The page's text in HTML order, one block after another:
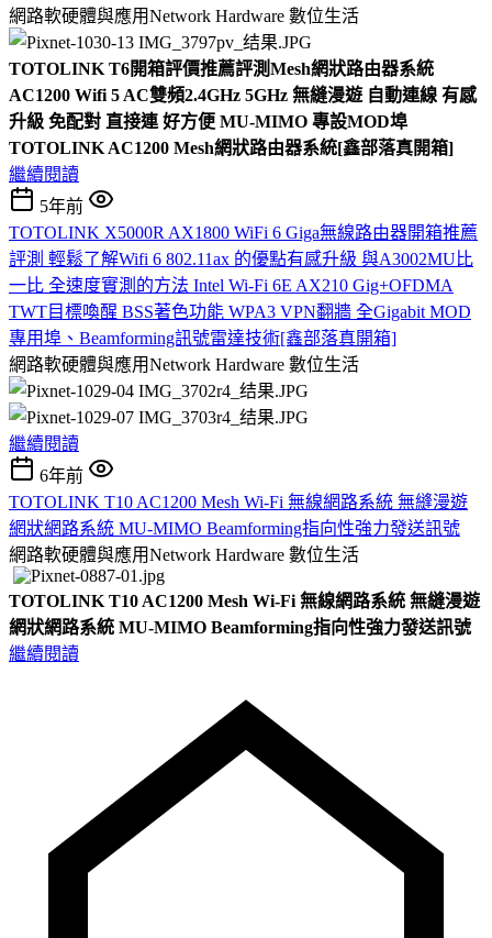
網路軟硬體與應用Network Hardware 數位生活
TOTOLINK T6開箱評價推薦評測Mesh網狀路由器系統
AC1200 Wifi 5 AC雙頻2.4GHz 5GHz 無縫漫遊 自動連線 有感
升級 免配對 直接連 好方便 MU-MIMO 專設MOD埠
TOTOLINK AC1200 Mesh網狀路由器系統[鑫部落真開箱]
繼續閱讀
5年前
TOTOLINK X5000R AX1800 WiFi 6 Giga無線路由器開箱推薦
評測 輕鬆了解Wifi 6 802.11ax 的優點有感升級 與A3002MU比
一比 全速度實測的方法 Intel Wi-Fi 6E AX210 Gig+OFDMA
TWT目標喚醒 BSS著色功能 WPA3 VPN翻牆 全Gigabit MOD
專用埠、Beamforming訊號雷達技術[鑫部落真開箱]
網路軟硬體與應用Network Hardware 數位生活
繼續閱讀
6年前
TOTOLINK T10 AC1200 Mesh Wi-Fi 無線網路系統 無縫漫遊
網狀網路系統 MU-MIMO Beamforming指向性強力發送訊號
網路軟硬體與應用Network Hardware 數位生活
TOTOLINK T10 AC1200 Mesh Wi-Fi 無線網路系統 無縫漫遊
網狀網路系統 MU-MIMO Beamforming指向性強力發送訊號
繼續閱讀